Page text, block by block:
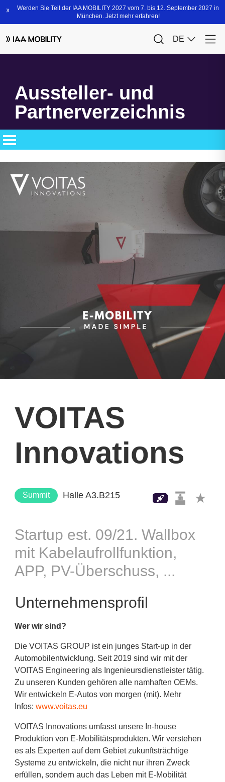
Aussteller- und
Partnerverzeichnis
VOITAS
Innovations
Summit Halle A3.B215
Startup est. 09/21. Wallbox
mit Kabelaufrollfunktion,
APP, PV-Überschuss, ...
Unternehmensprofil
Wer wir sind?
Die VOITAS GROUP ist ein junges Start-up in der
Automobilentwicklung. Seit 2019 sind wir mit der
VOITAS Engineering als Ingenieursdienstleister tätig.
Zu unseren Kunden gehören alle namhaften OEMs.
Wir entwickeln E-Autos von morgen (mit). Mehr
Infos: www.voitas.eu
VOITAS Innovations umfasst unsere In-house
Produktion von E-Mobilitätsprodukten. Wir verstehen
es als Experten auf dem Gebiet zukunftsträchtige
Systeme zu entwickeln, die nicht nur ihren Zweck
erfüllen, sondern auch das Leben mit E-Mobilität